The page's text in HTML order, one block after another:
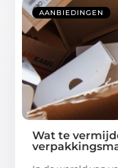
AANBIEDINGEN
Wat te